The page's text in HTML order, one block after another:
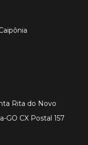
Rita do Novo
GO CX Postal 157